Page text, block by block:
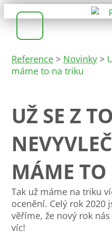
Reference > Novinky >
máme to na triku
UŽ SE Z
MÁME
Tak už máme na triku
ocenění. Celý rok 2020
věříme, že nový rok
víc!